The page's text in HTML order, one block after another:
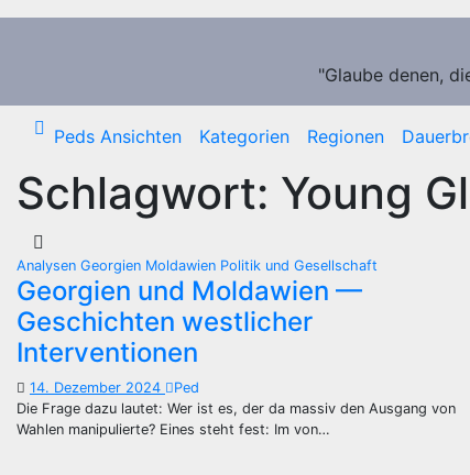
Zum
"Glaube denen,
Peds Ansichten Kategorien Regionen
Schlagwort: Young
Analysen Georgien Moldawien Politik und Gesellschaft
Georgien und Moldawien —
Geschichten westlicher
Interventionen
14. Dezember 2024
Ped
Die Frage dazu lautet: Wer ist es, der da massiv den Ausgang von
Wahlen manipulierte? Eines steht fest: Im von…